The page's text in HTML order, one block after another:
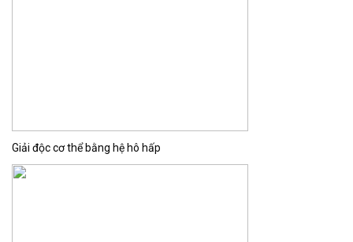
Giải độc cơ thể bằng hệ hô hấp